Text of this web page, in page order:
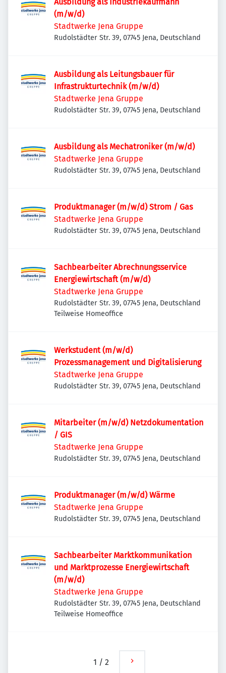
(m/w/d)
Stadtwerke Jena Gruppe
Rudolstädter Str. 39, 07745 Jena, Deutschland
Ausbildung als Leitungsbauer für
Infrastrukturtechnik (m/w/d)
Stadtwerke Jena Gruppe
Rudolstädter Str. 39, 07745 Jena, Deutschland
Ausbildung als Mechatroniker (m/w/d)
Stadtwerke Jena Gruppe
Rudolstädter Str. 39, 07745 Jena, Deutschland
Produktmanager (m/w/d) Strom / Gas
Stadtwerke Jena Gruppe
Rudolstädter Str. 39, 07745 Jena, Deutschland
Sachbearbeiter Abrechnungsservice
Energiewirtschaft (m/w/d)
Stadtwerke Jena Gruppe
Rudolstädter Str. 39, 07745 Jena, Deutschland
Teilweise Homeoffice
Werkstudent (m/w/d)
Prozessmanagement und Digitalisierung
Stadtwerke Jena Gruppe
Rudolstädter Str. 39, 07745 Jena, Deutschland
Mitarbeiter (m/w/d) Netzdokumentation
/ GIS
Stadtwerke Jena Gruppe
Rudolstädter Str. 39, 07745 Jena, Deutschland
Produktmanager (m/w/d) Wärme
Stadtwerke Jena Gruppe
Rudolstädter Str. 39, 07745 Jena, Deutschland
Sachbearbeiter Marktkommunikation
und Marktprozesse Energiewirtschaft
(m/w/d)
Stadtwerke Jena Gruppe
Rudolstädter Str. 39, 07745 Jena, Deutschland
Teilweise Homeoffice
1 / 2